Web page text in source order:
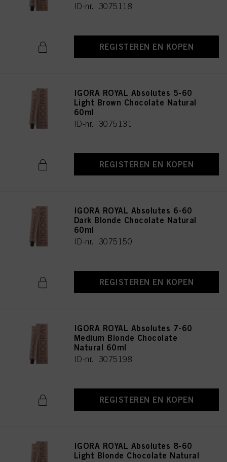
ID-nr. 3075118
REGISTEREN EN KOPEN
IGORA ROYAL Absolutes 5-60
Light Brown Chocolate Natural
60ml
ID-nr. 3075131
REGISTEREN EN KOPEN
IGORA ROYAL Absolutes 6-60
Dark Blonde Chocolate Natural
60ml
ID-nr. 3075150
REGISTEREN EN KOPEN
IGORA ROYAL Absolutes 7-60
Medium Blonde Chocolate
Natural 60ml
ID-nr. 3075198
REGISTEREN EN KOPEN
IGORA ROYAL Absolutes 8-60
Light Blonde Chocolate Natural